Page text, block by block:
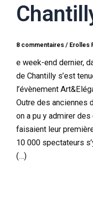
8 commentaires / Erolles
e week-end dernier,
de Chantilly s’est
l’évènement
Outre des anciennes
on a pu y admirer
faisaient leur
10 000 spectateurs
(…)